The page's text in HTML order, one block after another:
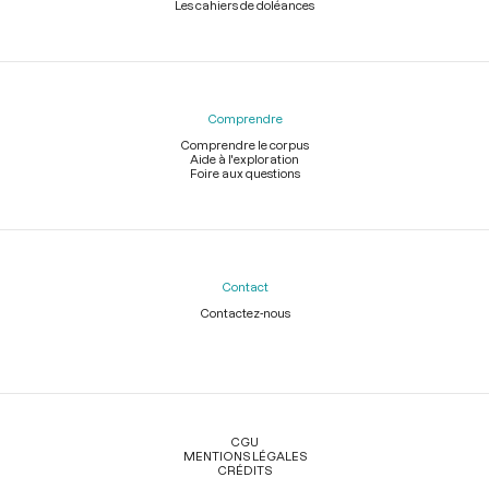
Les cahiers de doléances
Comprendre
Comprendre le corpus
Aide à l'exploration
Foire aux questions
Contact
Contactez-nous
Légal
CGU
MENTIONS LÉGALES
CRÉDITS